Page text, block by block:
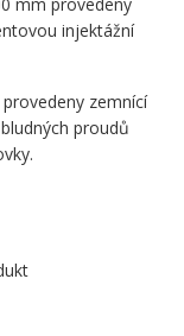
injektážní
zemnící
proudů